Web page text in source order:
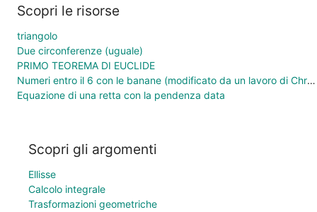
Scopri le risorse
triangolo
Due circonferenze (uguale)
PRIMO TEOREMA DI EUCLIDE
Numeri entro il 6 con le banane (modificato da un lavoro di Chris Cambré)
Equazione di una retta con la pendenza data
Scopri gli argomenti
Ellisse
Calcolo integrale
Trasformazioni geometriche